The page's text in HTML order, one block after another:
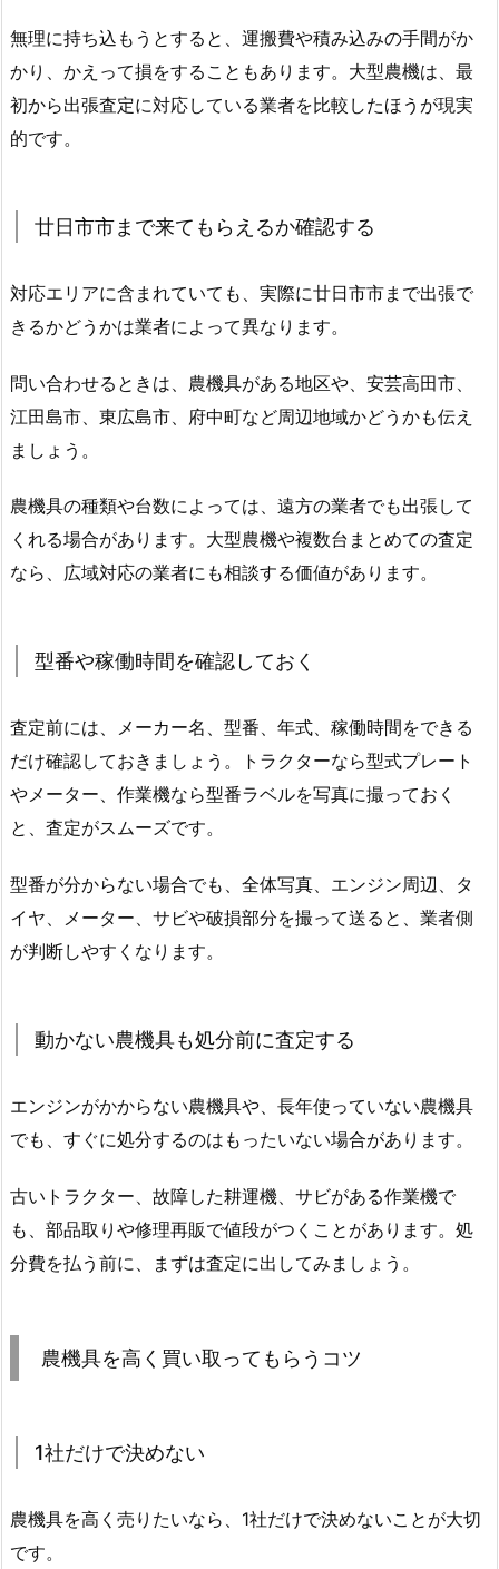
無理に持ち込もうとすると、運搬費や積み込みの手間がか
かり、かえって損をすることもあります。大型農機は、最
初から出張査定に対応している業者を比較したほうが現実
的です。
廿日市市まで来てもらえるか確認する
対応エリアに含まれていても、実際に廿日市市まで出張で
きるかどうかは業者によって異なります。
問い合わせるときは、農機具がある地区や、安芸高田市、
江田島市、東広島市、府中町など周辺地域かどうかも伝え
ましょう。
農機具の種類や台数によっては、遠方の業者でも出張して
くれる場合があります。大型農機や複数台まとめての査定
なら、広域対応の業者にも相談する価値があります。
型番や稼働時間を確認しておく
査定前には、メーカー名、型番、年式、稼働時間をできる
だけ確認しておきましょう。トラクターなら型式プレート
やメーター、作業機なら型番ラベルを写真に撮っておく
と、査定がスムーズです。
型番が分からない場合でも、全体写真、エンジン周辺、タ
イヤ、メーター、サビや破損部分を撮って送ると、業者側
が判断しやすくなります。
動かない農機具も処分前に査定する
エンジンがかからない農機具や、長年使っていない農機具
でも、すぐに処分するのはもったいない場合があります。
古いトラクター、故障した耕運機、サビがある作業機で
も、部品取りや修理再販で値段がつくことがあります。処
分費を払う前に、まずは査定に出してみましょう。
農機具を高く買い取ってもらうコツ
1社だけで決めない
農機具を高く売りたいなら、1社だけで決めないことが大切
です。